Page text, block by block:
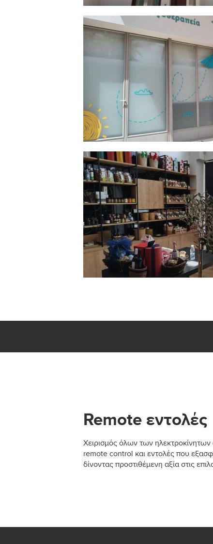
Remote εντολές
Χειρισμός όλων των
remote control και εντολές που
δίνοντας προστιθέμενη αξία στις